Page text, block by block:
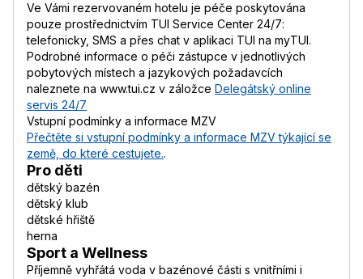
Ve Vámi rezervovaném hotelu je péče poskytována
pouze prostřednictvím TUI Service Center 24/7:
telefonicky, SMS a přes chat v aplikaci TUI na myTUI.
Podrobné informace o péči zástupce v jednotlivých
pobytových místech a jazykových požadavcích
naleznete na www.tui.cz v záložce Delegátský online
servis 24/7
Vstupní podmínky a informace MZV
Přečtěte si vstupní podmínky a informace MZV týkající se
země, do které cestujete..
Pro děti
dětský bazén
dětský klub
dětské hřiště
herna
Sport a Wellness
Příjemně vyhřátá voda v bazénové části s vnitřními i